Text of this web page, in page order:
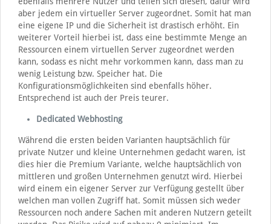
aber jedem ein virtueller Server zugeordnet. Somit hat man
eine eigene IP und die Sicherheit ist drastisch erhöht. Ein
weiterer Vorteil hierbei ist, dass eine bestimmte Menge an
Ressourcen einem virtuellen Server zugeordnet werden
kann, sodass es nicht mehr vorkommen kann, dass man zu
wenig Leistung bzw. Speicher hat. Die
Konfigurationsmöglichkeiten sind ebenfalls höher.
Entsprechend ist auch der Preis teurer.
Dedicated Webhosting
Während die ersten beiden Varianten hauptsächlich für
private Nutzer und kleine Unternehmen gedacht waren, ist
dies hier die Premium Variante, welche hauptsächlich von
mittleren und großen Unternehmen genutzt wird. Hierbei
wird einem ein eigener Server zur Verfügung gestellt über
welchen man vollen Zugriff hat. Somit müssen sich weder
Ressourcen noch andere Sachen mit anderen Nutzern geteilt